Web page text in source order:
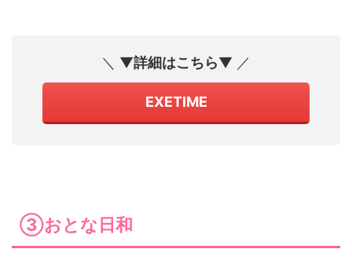
＼ ▼詳細はこちら▼ ／
EXETIME
③おとな日和